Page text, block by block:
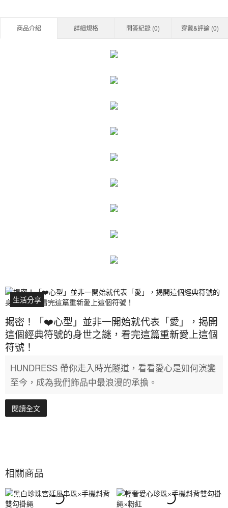
商品介紹 詳細規格 問答紀錄 (0) 穿戴&評論 (0)
生活分享
揭密！「❤️心型」並非一開始就代表「愛」，揭開
這個經典符號的身世之謎，看完這篇重新愛上這個
符號！
HUNDRESS 帶你走入時光隧道，看看愛心是如何演變
至今，成為我們飾品中最浪漫的承擔。
閱讀全文
相關商品